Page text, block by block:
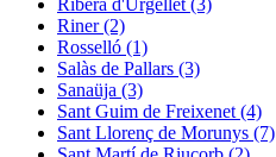
Ribera d'Urgellet (3)
Riner (2)
Rosselló (1)
Salàs de Pallars (3)
Sanaüja (3)
Sant Guim de Freixenet (4)
Sant Llorenç de Morunys (7)